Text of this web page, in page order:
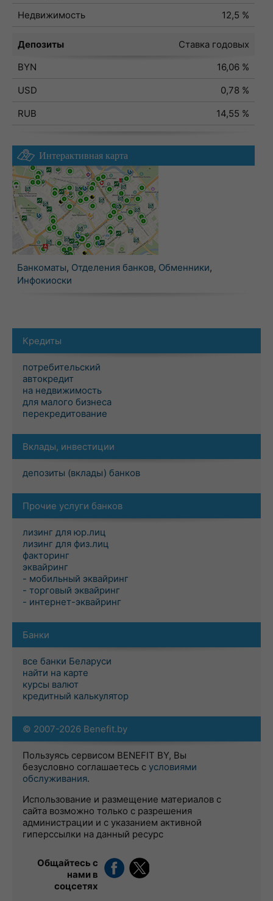
Недвижимость
12,5 %
Депозиты
Ставка годовых
BYN
16,06 %
USD
0,78 %
RUB
14,55 %
Интерактивная карта
Банкоматы, Отделения банков, Обменники,
Инфокиоски
Кредиты
потребительский
автокредит
на недвижимость
для малого бизнеса
перекредитование
Вклады, инвестиции
депозиты (вклады) банков
Прочие услуги банков
лизинг для юр.лиц
лизинг для физ.лиц
факторинг
эквайринг
- мобильный эквайринг
- торговый эквайринг
- интернет-эквайринг
Банки
все банки Беларуси
найти на карте
курсы валют
кредитный калькулятор
© 2007-2026 Benefit.by
Пользуясь сервисом BENEFIT BY, Вы
безусловно соглашаетесь с условиями
обслуживания.
Использование и размещение материалов с
сайта возможно только с разрешения
администрации и с указанием активной
гиперссылки на данный ресурс
Общайтесь с
нами в
соцсетях